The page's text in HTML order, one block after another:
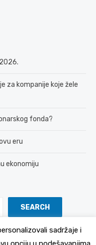
za kompanije koje žele
fonda?
eru
ekonomiju
SEARCH
sadržaje i